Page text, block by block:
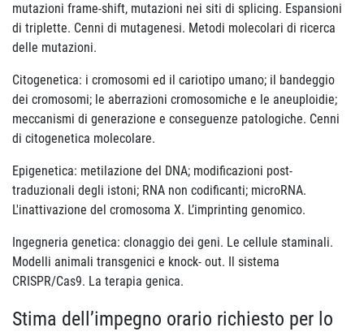
mutazioni frame-shift, mutazioni nei siti di splicing. Espansioni
di triplette. Cenni di mutagenesi. Metodi molecolari di ricerca
delle mutazioni.
Citogenetica: i cromosomi ed il cariotipo umano; il bandeggio
dei cromosomi; le aberrazioni cromosomiche e le aneuploidie;
meccanismi di generazione e conseguenze patologiche. Cenni
di citogenetica molecolare.
Epigenetica: metilazione del DNA; modificazioni post-
traduzionali degli istoni; RNA non codificanti; microRNA.
L'inattivazione del cromosoma X. L’imprinting genomico.
Ingegneria genetica: clonaggio dei geni. Le cellule staminali.
Modelli animali transgenici e knock- out. Il sistema
CRISPR/Cas9. La terapia genica.
Stima dell’impegno orario richiesto per lo